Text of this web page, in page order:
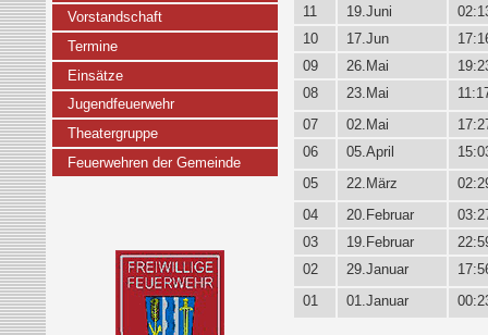
Vorstandschaft
Termine
Einsätze
Jugendfeuerwehr
Theatergruppe
Feuerwehren der Gemeinde
11
19.Juni
10
17.Jun
09
26.Mai
08
23.Mai
07
02.Mai
06
05.April
05
22.März
04
20.Februar
03
19.Februar
02
29.Januar
01
01.Januar